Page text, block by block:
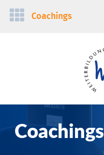
Navigation
Coachings
Coachings